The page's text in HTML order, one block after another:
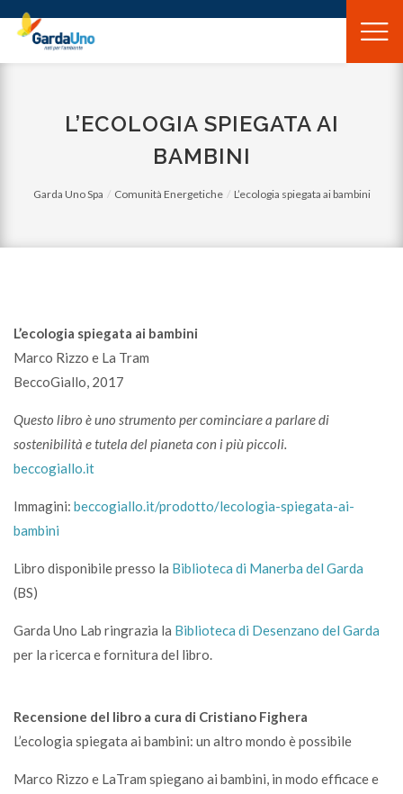
Gardauno
Spa
L’ECOLOGIA SPIEGATA AI
BAMBINI
Garda Uno Spa Comunità Energetiche L’ecologia spiegata ai bambini
L’ecologia spiegata ai bambini
Marco Rizzo e La Tram
BeccoGiallo, 2017
Questo libro è uno strumento per cominciare a parlare di
sostenibilità e tutela del pianeta con i più piccoli.
beccogiallo.it
Immagini: beccogiallo.it/prodotto/lecologia-spiegata-ai-
bambini
Libro disponibile presso la Biblioteca di Manerba del Garda
(BS)
Garda Uno Lab ringrazia la Biblioteca di Desenzano del Garda
per la ricerca e fornitura del libro.
Recensione del libro a cura di Cristiano Fighera
L’ecologia spiegata ai bambini: un altro mondo è possibile
Marco Rizzo e LaTram spiegano ai bambini, in modo efficace e